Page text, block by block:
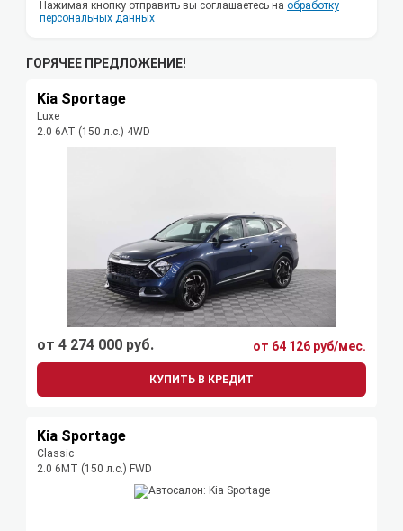
Нажимая кнопку отправить вы соглашаетесь на обработку
персональных данных
ГОРЯЧЕЕ ПРЕДЛОЖЕНИЕ!
Kia Sportage
Luxe
2.0 6AT (150 л.с.) 4WD
от 4 274 000 руб. от 64 126 руб/мес.
КУПИТЬ В КРЕДИТ
Kia Sportage
Classic
2.0 6MT (150 л.с.) FWD